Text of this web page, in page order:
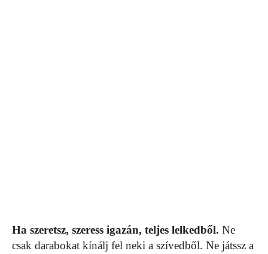
Ha szeretsz, szeress igazán, teljes lelkedből. Ne
csak darabokat kínálj fel neki a szívedből. Ne játssz a